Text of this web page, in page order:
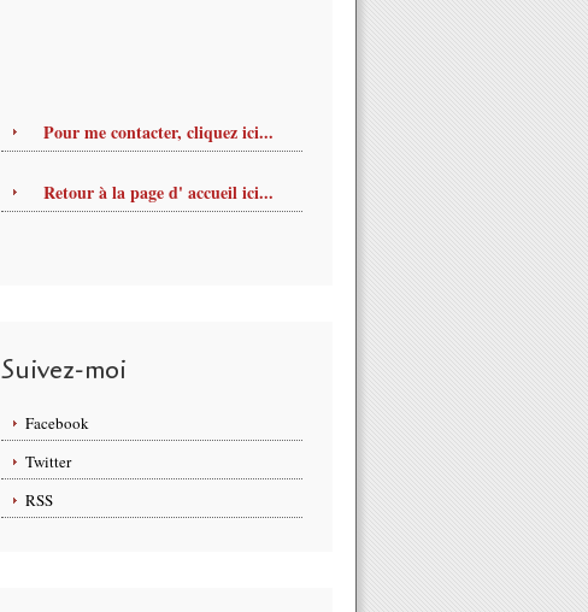
Pour me contacter, cliquez ici...
Retour à la page d' accueil ici...
Suivez-moi
Facebook
Twitter
RSS